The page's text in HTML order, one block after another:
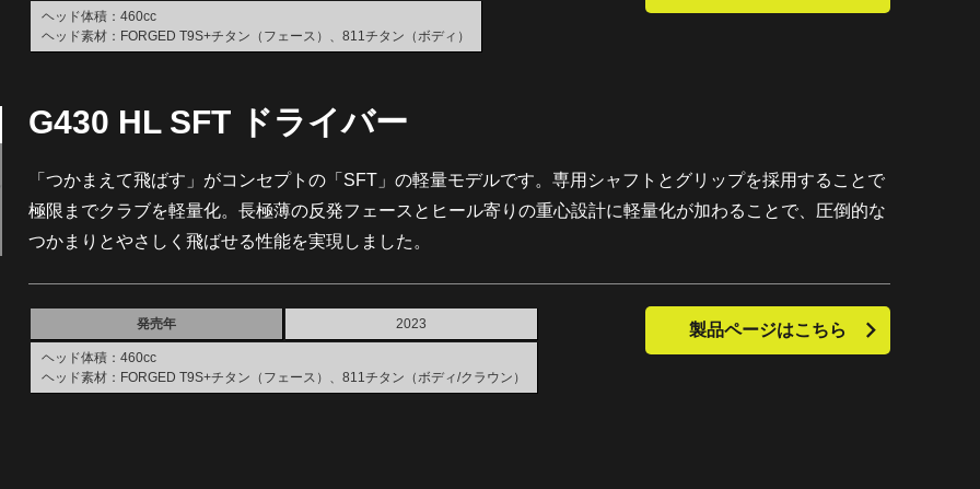
ヘッド体積：460cc
ヘッド素材：FORGED T9S+チタン（フェース）、811チタン（ボディ）
G430 HL SFT ドライバー
「つかまえて飛ばす」がコンセプトの「SFT」の軽量モデルです。専用シャフトとグリップを採用することで
極限までクラブを軽量化。長極薄の反発フェースとヒール寄りの重心設計に軽量化が加わることで、圧倒的な
つかまりとやさしく飛ばせる性能を実現しました。
発売年 2023
ヘッド体積：460cc
ヘッド素材：FORGED T9S+チタン（フェース）、811チタン（ボディ/クラウン）
製品ページはこちら